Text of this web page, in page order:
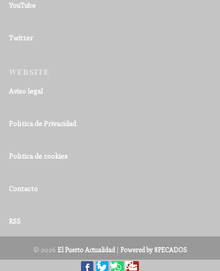
YouTube
Twitter
WEBSITE
Aviso legal
Política de Privacidad
Política de cookies
Contacto
RSS
© 2026 El Puerto Actualidad| Powered by 8PECADOS